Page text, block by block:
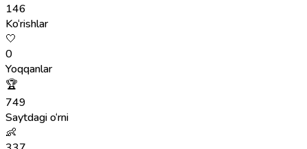
146
Ko‘rishlar
🤍
0
Yoqqanlar
🏆
749
Saytdagi o‘rni
👶